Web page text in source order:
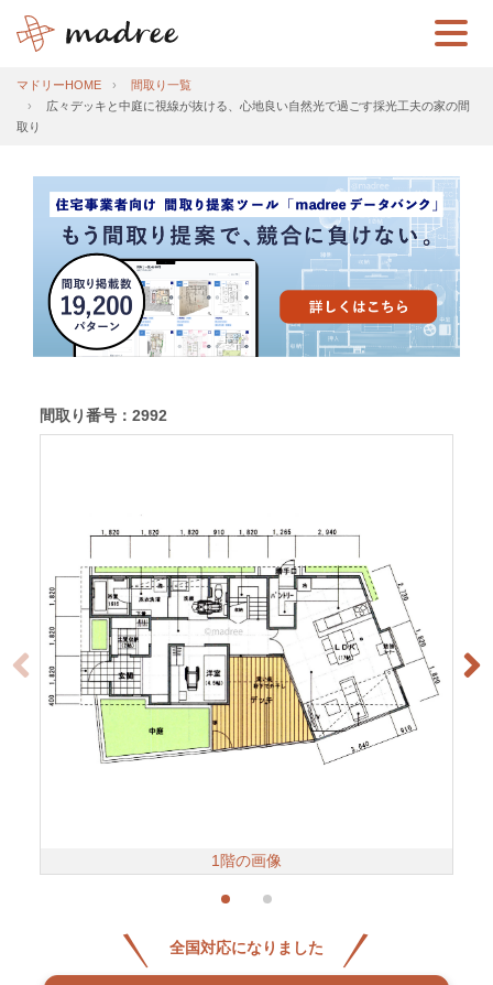
マドリーHOME
間取り一覧
広々デッキと中庭に視線が抜ける、心地良い自然光で過ごす採光工夫の家の間
取り
間取り番号：2992
1階の画像
全国対応になりました